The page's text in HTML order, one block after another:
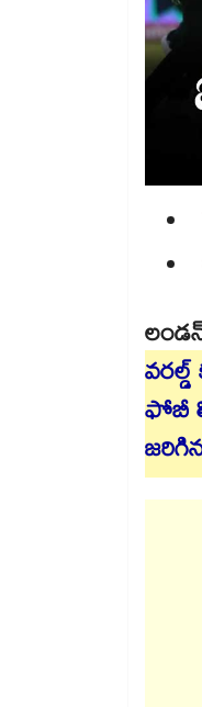
ఫోబీ